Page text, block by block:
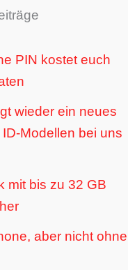
PIN kostet euch
wieder ein neues
Modellen bei uns
mit bis zu 32 GB
aber nicht ohne